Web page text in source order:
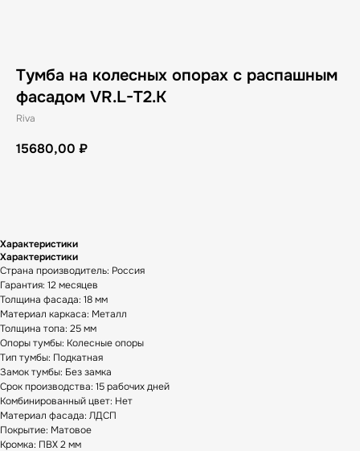
Тумба на колесных опорах с распашным
фасадом VR.L-T2.K
Riva
15680,00 ₽
Характеристики
Характеристики
Страна производитель: Россия
Гарантия: 12 месяцев
Толщина фасада: 18 мм
Материал каркаса: Металл
Толщина топа: 25 мм
Опоры тумбы: Колесные опоры
Тип тумбы: Подкатная
Замок тумбы: Без замка
Срок производства: 15 рабочих дней
Комбинированный цвет: Нет
Материал фасада: ЛДСП
Покрытие: Матовое
Кромка: ПВХ 2 мм